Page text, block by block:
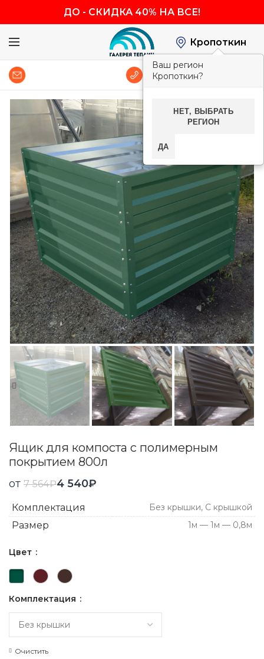
ДО - СКИДКА 40% НА ВСЕ!
Кропоткин
Ваш регион
Кропоткин?
НЕТ, ВЫБРАТЬ
РЕГИОН
ДА
8 (800) 600-83-54
-40%
Ящик для компоста с полимерным
покрытием 800л
от 7 564₽4 540₽
Комплектация Без крышки, С крышкой
Размер 1м — 1м — 0,8м
Цвет
Комплектация
Очистить